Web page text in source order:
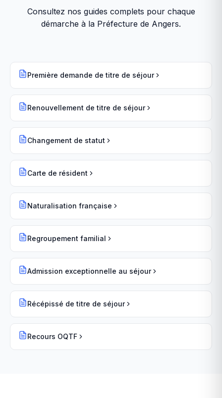
Consultez nos guides complets pour chaque
démarche à la Préfecture de Angers.
Première demande de titre de séjour
Renouvellement de titre de séjour
Changement de statut
Carte de résident
Naturalisation française
Regroupement familial
Admission exceptionnelle au séjour
Récépissé de titre de séjour
Recours OQTF